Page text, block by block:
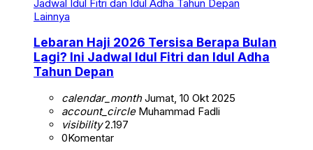
Lainnya
Lebaran Haji 2026 Tersisa Berapa Bulan
Lagi? Ini Jadwal Idul Fitri dan Idul Adha
Tahun Depan
calendar_monthJumat, 10 Okt 2025
account_circleMuhammad Fadli
visibility2.197
0Komentar